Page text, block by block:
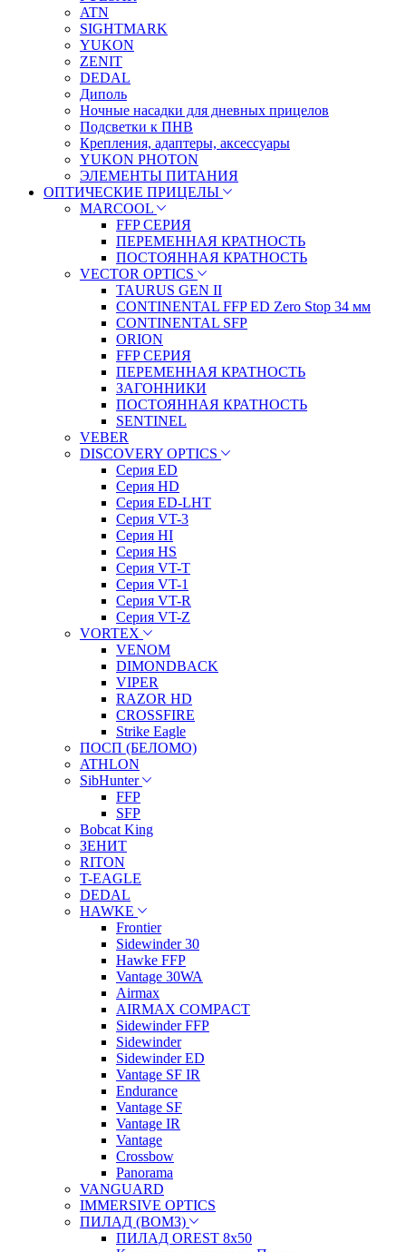
ATN
SIGHTMARK
YUKON
ZENIT
DEDAL
Диполь
Ночные насадки для дневных прицелов
Подсветки к ПНВ
Крепления, адаптеры, аксессуары
YUKON PHOTON
ЭЛЕМЕНТЫ ПИТАНИЯ
ОПТИЧЕСКИЕ ПРИЦЕЛЫ
MARCOOL
FFP СЕРИЯ
ПЕРЕМЕННАЯ КРАТНОСТЬ
ПОСТОЯННАЯ КРАТНОСТЬ
VECTOR OPTICS
TAURUS GEN II
CONTINENTAL FFP ED Zero Stop 34 мм
CONTINENTAL SFP
ORION
FFP СЕРИЯ
ПЕРЕМЕННАЯ КРАТНОСТЬ
ЗАГОННИКИ
ПОСТОЯННАЯ КРАТНОСТЬ
SENTINEL
VEBER
DISCOVERY OPTICS
Серия ED
Серия HD
Серия ED-LHT
Серия VT-3
Серия HI
Серия HS
Серия VT-T
Серия VT-1
Серия VT-R
Серия VT-Z
VORTEX
VENOM
DIMONDBACK
VIPER
RAZOR HD
CROSSFIRE
Strike Eagle
ПОСП (БЕЛОМО)
ATHLON
SibHunter
FFP
SFP
Bobcat King
ЗЕНИТ
RITON
T-EAGLE
DEDAL
HAWKE
Frontier
Sidewinder 30
Hawke FFP
Vantage 30WA
Airmax
AIRMAX COMPACT
Sidewinder FFP
Sidewinder
Sidewinder ED
Vantage SF IR
Endurance
Vantage SF
Vantage IR
Vantage
Crossbow
Panorama
VANGUARD
IMMERSIVE OPTICS
ПИЛАД (ВОМЗ)
ПИЛАД OREST 8х50